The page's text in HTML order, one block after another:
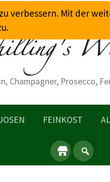
Champagner, Prosecco,
FEINKOST
verbessern. Mit der